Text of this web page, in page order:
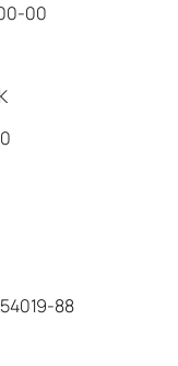
00
88